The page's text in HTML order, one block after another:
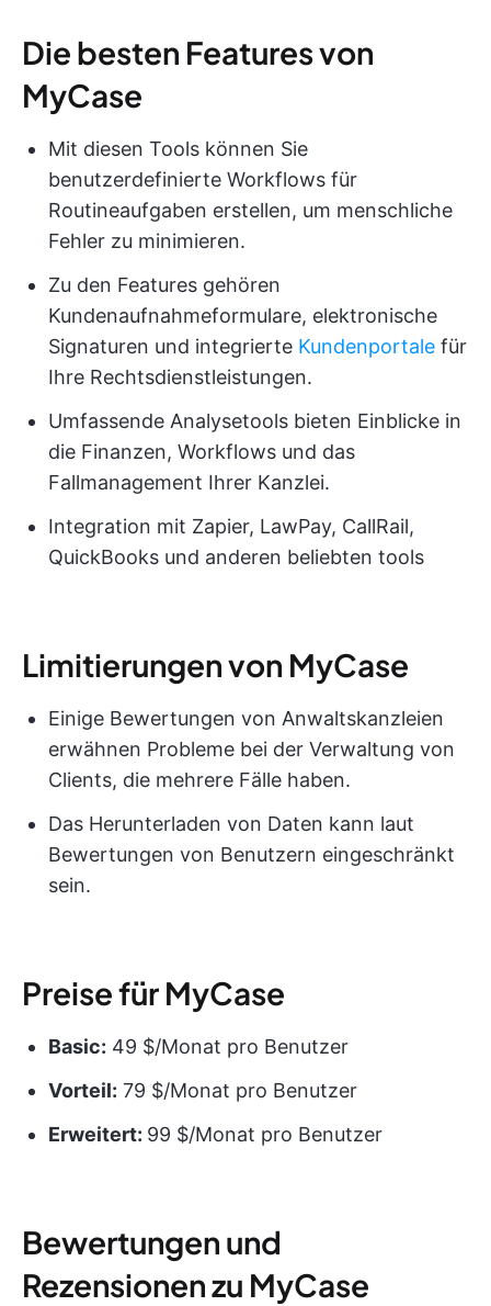
Die besten Features von
MyCase
Mit diesen Tools können Sie
benutzerdefinierte Workflows für
Routineaufgaben erstellen, um menschliche
Fehler zu minimieren.
Zu den Features gehören
Kundenaufnahmeformulare, elektronische
Signaturen und integrierte Kundenportale für
Ihre Rechtsdienstleistungen.
Umfassende Analysetools bieten Einblicke in
die Finanzen, Workflows und das
Fallmanagement Ihrer Kanzlei.
Integration mit Zapier, LawPay, CallRail,
QuickBooks und anderen beliebten tools
Limitierungen von MyCase
Einige Bewertungen von Anwaltskanzleien
erwähnen Probleme bei der Verwaltung von
Clients, die mehrere Fälle haben.
Das Herunterladen von Daten kann laut
Bewertungen von Benutzern eingeschränkt
sein.
Preise für MyCase
Basic: 49 $/Monat pro Benutzer
Vorteil: 79 $/Monat pro Benutzer
Erweitert: 99 $/Monat pro Benutzer
Bewertungen und
Rezensionen zu MyCase